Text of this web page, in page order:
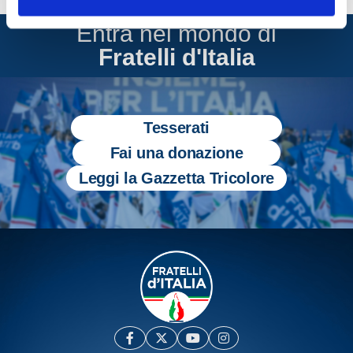
Entra nel mondo di
Fratelli d'Italia
Tesserati
Fai una donazione
Leggi la Gazzetta Tricolore